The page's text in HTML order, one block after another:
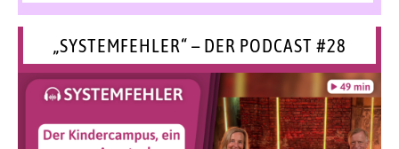
„SYSTEMFEHLER“ – DER PODCAST #28